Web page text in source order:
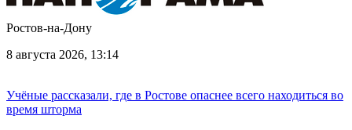
Ростов-на-Дону
8 августа 2026, 13:14
Учёные рассказали, где в Ростове опаснее всего находиться во
время шторма